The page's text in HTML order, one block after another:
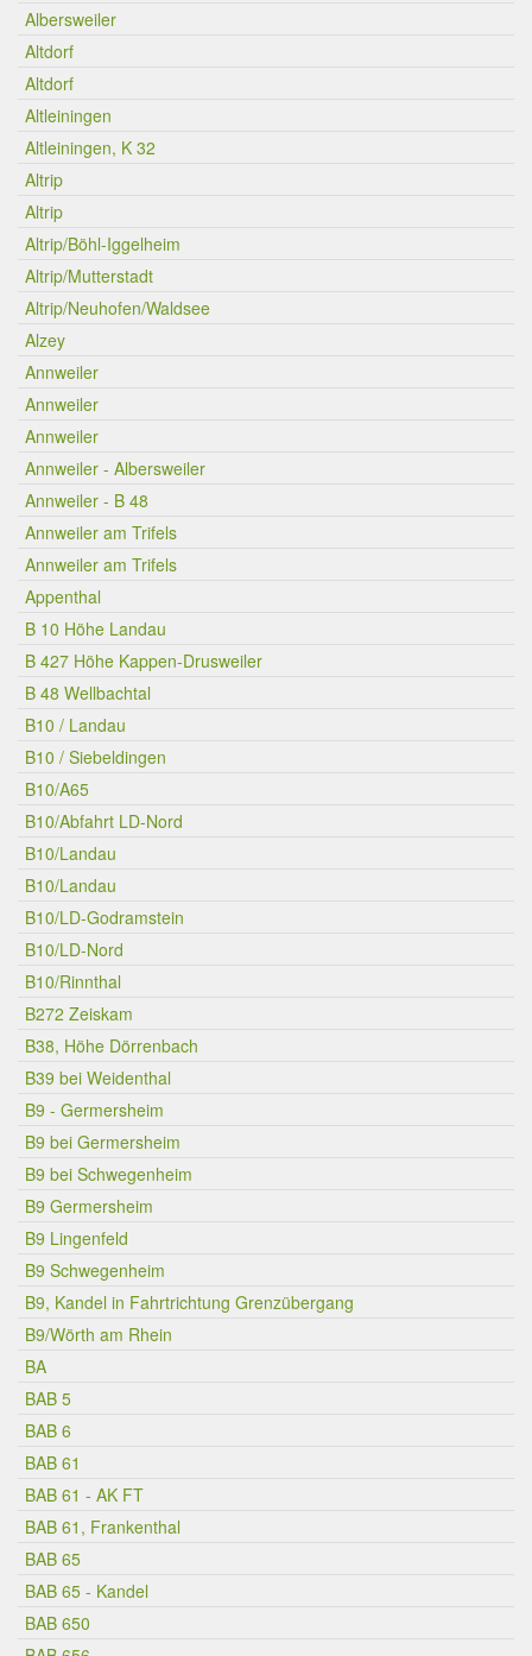
Albersweiler
Altdorf
Altdorf
Altleiningen
Altleiningen, K 32
Altrip
Altrip
Altrip/Böhl-Iggelheim
Altrip/Mutterstadt
Altrip/Neuhofen/Waldsee
Alzey
Annweiler
Annweiler
Annweiler
Annweiler - Albersweiler
Annweiler - B 48
Annweiler am Trifels
Annweiler am Trifels
Appenthal
B 10 Höhe Landau
B 427 Höhe Kappen-Drusweiler
B 48 Wellbachtal
B10 / Landau
B10 / Siebeldingen
B10/A65
B10/Abfahrt LD-Nord
B10/Landau
B10/Landau
B10/LD-Godramstein
B10/LD-Nord
B10/Rinnthal
B272 Zeiskam
B38, Höhe Dörrenbach
B39 bei Weidenthal
B9 - Germersheim
B9 bei Germersheim
B9 bei Schwegenheim
B9 Germersheim
B9 Lingenfeld
B9 Schwegenheim
B9, Kandel in Fahrtrichtung Grenzübergang
B9/Wörth am Rhein
BA
BAB 5
BAB 6
BAB 61
BAB 61 - AK FT
BAB 61, Frankenthal
BAB 65
BAB 65 - Kandel
BAB 650